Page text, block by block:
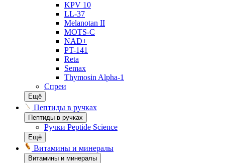
KPV 10
LL-37
Melanotan II
MOTS-C
NAD+
PT-141
Reta
Semax
Thymosin Alpha-1
Спреи
Ещё
Пептиды в ручках
Пептиды в ручках
Ручки Peptide Science
Ещё
Витамины и минералы
Витамины и минералы